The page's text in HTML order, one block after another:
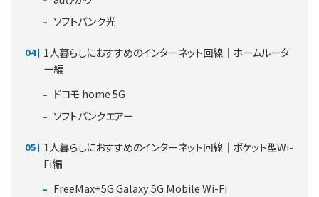
ソフトバンク光
1人暮らしにおすすめのインターネット回線｜ホームルータ
ー編
ドコモ home 5G
ソフトバンクエアー
1人暮らしにおすすめのインターネット回線｜ポケット型Wi-
Fi編
FreeMax+5G Galaxy 5G Mobile Wi-Fi